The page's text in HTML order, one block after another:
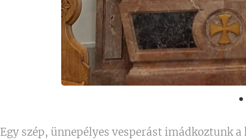
Egy szép, ünnepélyes vesperást imádkoztunk